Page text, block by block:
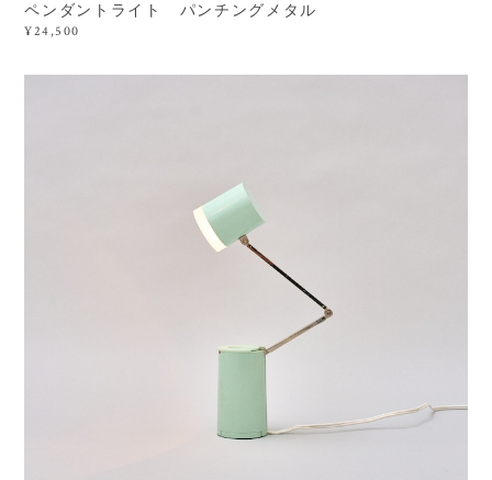
ペンダントライト パンチングメタル
¥24,500